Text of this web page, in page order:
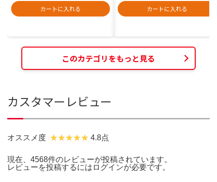
カートに入れる
カートに入れる
このカテゴリをもっと見る
カスタマーレビュー
オススメ度 4.8点
現在、4568件のレビューが投稿されています。
レビューを投稿するには ログインが必要です。